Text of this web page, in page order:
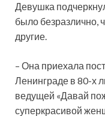
Девушка
было безразлично,
другие.
– Она приехала
Ленинграде в 80-х
ведущей «Давай
суперкрасивой